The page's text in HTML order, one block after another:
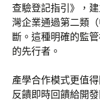
查驗登記指引》，
灣企業通過第二類
斷。這種明確的監
的先行者。
產學合作模式更值
反饋即時回饋給開